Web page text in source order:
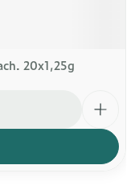
20x1,25g